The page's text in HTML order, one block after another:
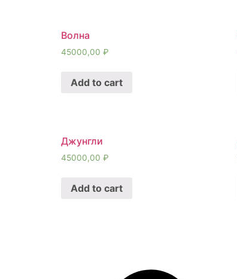
Волна
45000,00 ₽
Add to cart
Джунгли
45000,00 ₽
Add to cart